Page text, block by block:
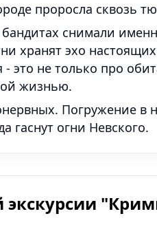
проросла сквозь
снимали
хранят эхо
это не только про
жизнью.
Погружение
гаснут огни Невского.